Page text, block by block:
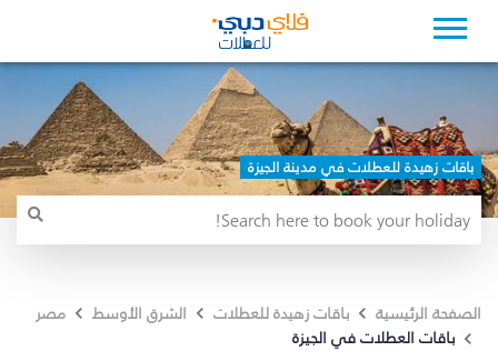
باقات زهيدة للعطلات في مدينة الجيزة
الصفحة الرئيسية باقات زهيدة للعطلات الشرق الأوسط
مصر
باقات العطلات في الجيزة